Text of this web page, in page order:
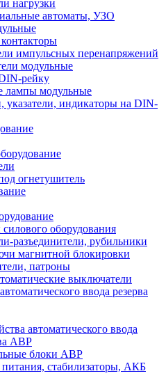
нагрузки
автоматы, УЗО
импульсных перенапряжений
модульные
рейку
лампы модульные
указатели, индикаторы на DIN-
огнетушитель
оборудования
разъединители, рубильники
магнитной блокировки
патроны
выключатели
ввода резерва
автоматического ввода
АВР
блоки АВР
стабилизаторы, АКБ